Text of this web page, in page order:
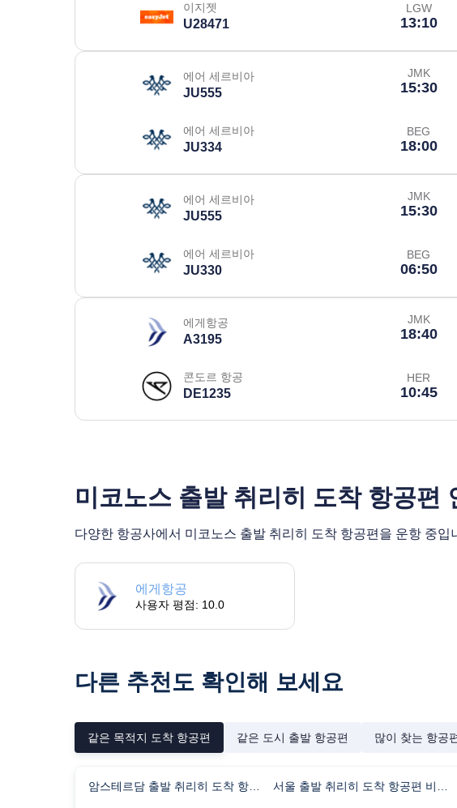
이지젯
U28471
LGW
13:10
에어 세르비아
JU555
JMK
15:30
에어 세르비아
JU334
BEG
18:00
에어 세르비아
JU555
JMK
15:30
에어 세르비아
JU330
BEG
06:50
에게항공
A3195
JMK
18:40
콘도르 항공
DE1235
HER
10:45
미코노스 출발 취리히 도착 항공편
다양한 항공사에서 미코노스 출발 취리히 도착 항공편을 운항 중
에게항공
사용자 평점: 10.0
다른 추천도 확인해 보세요
같은 목적지 도착 항공편 같은 도시 출발 항공편 많이 찾는 항공